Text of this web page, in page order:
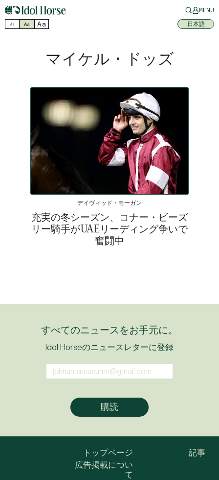
MENU
Aa Aa Aa 日本語
マイケル・ドッズ
デイヴィッド・モーガン
充実の冬シーズン、コナー・ビーズ
リー騎手がUAEリーディング争いで
奮闘中
すべてのニュースをお手元に。
Idol Horseのニュースレターに登録
トップページ
広告掲載につい
て
記事